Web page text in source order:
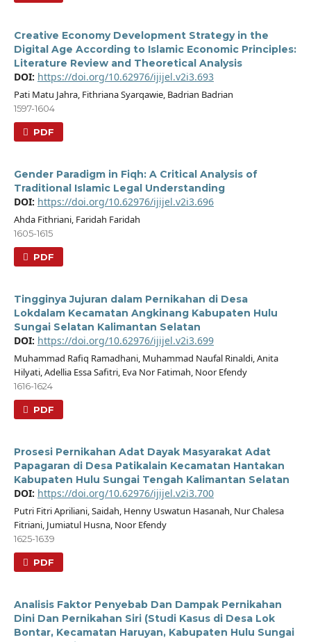
Creative Economy Development Strategy in the
Digital Age According to Islamic Economic Principles:
Literature Review and Theoretical Analysis
DOI: https://doi.org/10.62976/ijijel.v2i3.693
Pati Matu Jahra, Fithriana Syarqawie, Badrian Badrian
1597-1604
PDF
Gender Paradigm in Fiqh: A Critical Analysis of
Traditional Islamic Legal Understanding
DOI: https://doi.org/10.62976/ijijel.v2i3.696
Ahda Fithriani, Faridah Faridah
1605-1615
PDF
Tingginya Jujuran dalam Pernikahan di Desa
Lokdalam Kecamatan Angkinang Kabupaten Hulu
Sungai Selatan Kalimantan Selatan
DOI: https://doi.org/10.62976/ijijel.v2i3.699
Muhammad Rafiq Ramadhani, Muhammad Naufal Rinaldi, Anita
Hilyati, Adellia Essa Safitri, Eva Nor Fatimah, Noor Efendy
1616-1624
PDF
Prosesi Pernikahan Adat Dayak Masyarakat Adat
Papagaran di Desa Patikalain Kecamatan Hantakan
Kabupaten Hulu Sungai Tengah Kalimantan Selatan
DOI: https://doi.org/10.62976/ijijel.v2i3.700
Putri Fitri Apriliani, Saidah, Henny Uswatun Hasanah, Nur Chalesa
Fitriani, Jumiatul Husna, Noor Efendy
1625-1639
PDF
Analisis Faktor Penyebab Dan Dampak Pernikahan
Dini Dan Pernikahan Siri (Studi Kasus di Desa Lok
Bontar, Kecamatan Haruyan, Kabupaten Hulu Sungai